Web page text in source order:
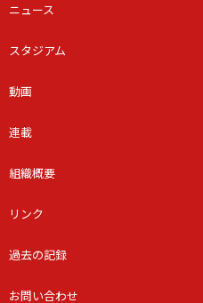
ニュース
スタジアム
動画
連載
組織概要
リンク
過去の記録
お問い合わせ